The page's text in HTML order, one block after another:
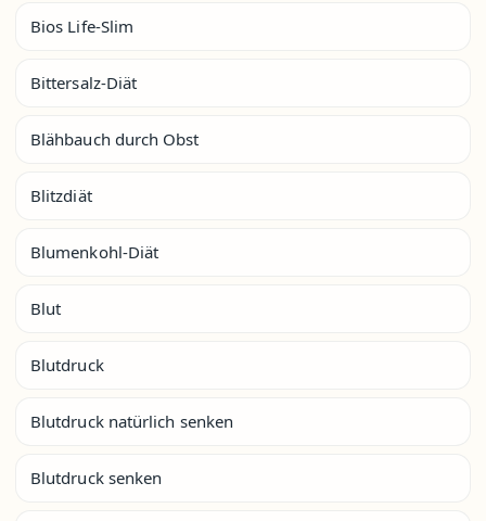
Bios Life-Slim
Bittersalz-Diät
Blähbauch durch Obst
Blitzdiät
Blumenkohl-Diät
Blut
Blutdruck
Blutdruck natürlich senken
Blutdruck senken